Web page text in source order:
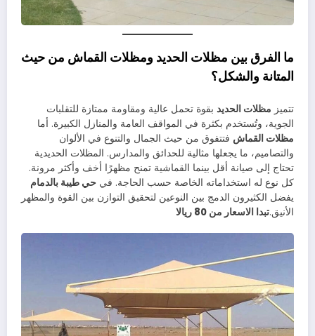
ما الفرق بين مظلات الحديد ومظلات القماش من حيث
المتانة والشكل؟
تتميز مظلات الحديد بقوة تحمل عالية ومقاومة ممتازة للتقلبات
الجوية، وتُستخدم بكثرة في المواقف العامة والمنازل الكبيرة. أما
مظلات القماش فتتفوق من حيث الجمال والتنوع في الألوان
والتصاميم، ما يجعلها مثالية للحدائق والمدارس. المظلات الحديدية
تحتاج إلى صيانة أقل بينما القماشية تمنح مظهرًا أخف وأكثر مرونة.
كل نوع له استخداماته الخاصة حسب الحاجة. في حي طيبة بالدمام
يفضل الكثيرون الدمج بين النوعين لتحقيق التوازن بين القوة والمظهر
الأنيق.تبدا الاسعار من 80 ريالا